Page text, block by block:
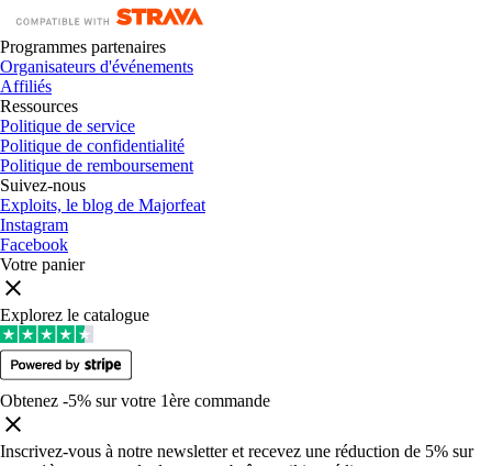
Programmes partenaires
Organisateurs d'événements
Affiliés
Ressources
Politique de service
Politique de confidentialité
Politique de remboursement
Suivez-nous
Exploits, le blog de Majorfeat
Instagram
Facebook
Votre panier
Explorez le catalogue
Obtenez -5% sur votre 1ère commande
Inscrivez-vous à notre newsletter et recevez une réduction de 5% sur